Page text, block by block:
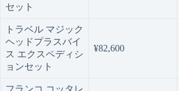
セット
トラベル マジック
ヘッドプラスバイ
ス エクスペディシ
ョンセット
¥82,600
フランコ コッタレ